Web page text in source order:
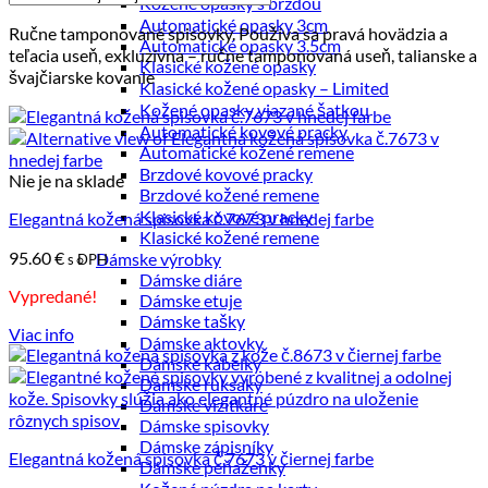
Automatické opasky 3cm
Automatické opasky 3.5cm
Klasické kožené opasky
Klasické kožené opasky – Limited
Kožené opasky viazané šatkou
Automatické kovové pracky
Automatické kožené remene
Brzdové kovové pracky
Brzdové kožené remene
Klasické kovové pracky
Klasické kožené remene
Dámske výrobky
Dámske diáre
Dámske etuje
Dámske tašky
Dámske aktovky
Dámske kabelky
Dámske ruksaky
Dámske vizitkáre
Dámske spisovky
Dámske zápisníky
Dámske peňaženky
od
najnižšej
po
najvyššiu
Ručne tamponované spisovky. Používa sa pravá hovädzia a
teľacia useň, exkluzívna – ručne tamponovaná useň, talianske a
švajčiarske kovanie
Nie je na sklade
Elegantná kožená spisovka č.7673 v hnedej farbe
95.60€s DPH
Vypredané!
Viac info
Elegantná kožená spisovka č.7673 v čiernej farbe